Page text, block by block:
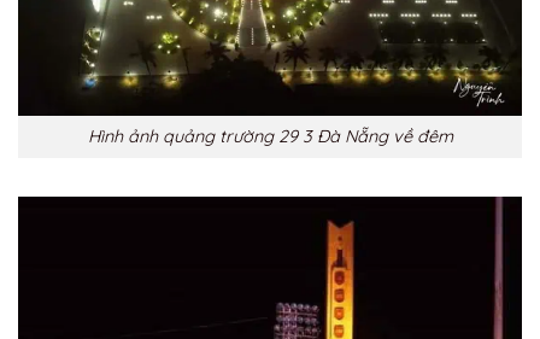
Hình ảnh quảng trường 29 3 Đà Nẵng về đêm